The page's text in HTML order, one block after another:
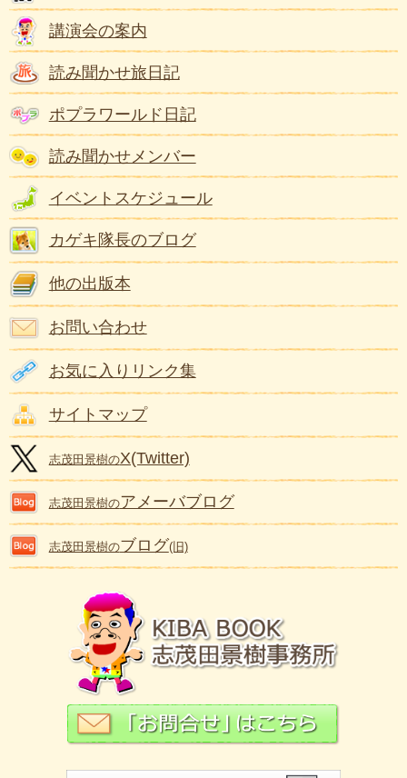
講演会の案内
読み聞かせ旅日記
ポプラワールド日記
読み聞かせメンバー
イベントスケジュール
カゲキ隊長のブログ
他の出版本
お問い合わせ
お気に入りリンク集
サイトマップ
志茂田景樹のX(Twitter)
志茂田景樹のアメーバブログ
志茂田景樹のブログ(旧)